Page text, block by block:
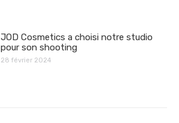
JOD Cosmetics a choisi notre studio
pour son shooting
28 février 2024